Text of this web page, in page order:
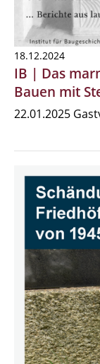
18.12.2024
IB | Das
Bauen mit
22.01.2025